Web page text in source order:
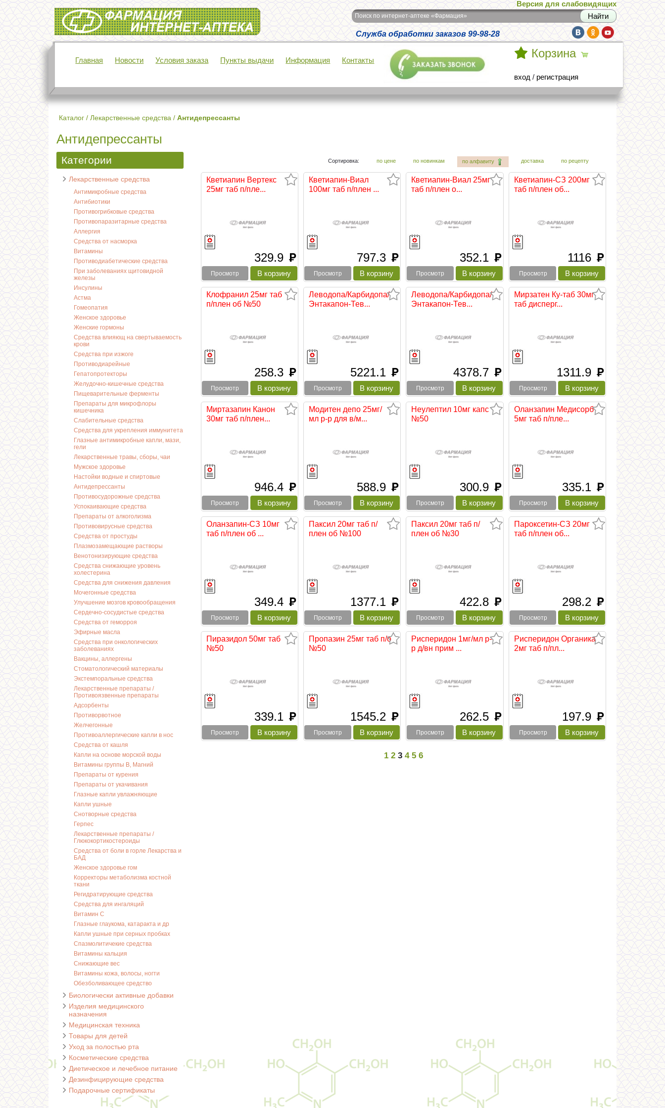
Интернет-аптека Фармация
Версия для слабовидящих
Поиск по интернет-аптеке «Фармация»
Служба обработки заказов 99-98-28
Главная Новости Условия заказа Пункты выдачи Информация Контакты
Корзина
вход / регистрация
Каталог / Лекарственные средства / Антидепрессанты
Антидепрессанты
Категории
Лекарственные средства
Антимикробные средства
Антибиотики
Противогрибковые средства
Противопаразитарные средства
Аллергия
Средства от насморка
Витамины
Противодиабетические средства
При заболеваниях щитовидной
железы
Инсулины
Астма
Гомеопатия
Женское здоровье
Женские гормоны
Средства влияющ на свертываемость
крови
Средства при изжоге
Противодиарейные
Гепатопротекторы
Желудочно-кишечные средства
Пищеварительные ферменты
Препараты для микрофлоры
кишечника
Слабительные средства
Средства для укрепления иммунитета
Глазные антимикробные капли, мази,
гели
Лекарственные травы, сборы, чаи
Мужское здоровье
Настойки водные и спиртовые
Антидепрессанты
Противосудорожные средства
Успокаивающие средства
Препараты от алкоголизма
Противовирусные средства
Средства от простуды
Плазмозамещающие растворы
Венотонизирующие средства
Средства снижающие уровень
холестерина
Средства для снижения давления
Мочегонные средства
Улучшение мозгов кровообращения
Сердечно-сосудистые средства
Средства от геморроя
Эфирные масла
Средства при онкологических
заболеваниях
Вакцины, аллергены
Стоматологический материалы
Экстемпоральные средства
Лекарственные препараты /
Противоязвенные препараты
Адсорбенты
Противорвотное
Желчегонные
Противоаллергические капли в нос
Средства от кашля
Капли на основе морской воды
Витамины группы В, Магний
Препараты от курения
Препараты от укачивания
Глазные капли увлажняющие
Капли ушные
Снотворные средства
Герпес
Лекарственные препараты /
Глюкокортикостероиды
Средства от боли в горле Лекарства и
БАД
Женское здоровье гом
Корректоры метаболизма костной
ткани
Регидратирующие средства
Средства для ингаляций
Витамин С
Глазные глаукома, катаракта и др
Капли ушные при серных пробках
Спазмолитичекие средства
Витамины кальция
Снижающие вес
Витамины кожа, волосы, ногти
Обезболивающее средство
Биологически активные добавки
Изделия медицинского
назначения
Медицинская техника
Товары для детей
Уход за полостью рта
Косметические средства
Диетическое и лечебное питание
Дезинфицирующие средства
Подарочные сертификаты
Сортировка: по цене по новинкам по алфавиту доставка по рецепту
Кветиапин Вертекс
25мг таб п/пле...
329.9 руб
Просмотр
Кветиапин-Виал
100мг таб п/плен ...
797.3 руб
Просмотр
Кветиапин-Виал 25мг
таб п/плен о...
352.1 руб
Просмотр
Кветиапин-СЗ 200мг
таб п/плен об...
1116 руб
Просмотр
Клофранил 25мг таб
п/плен об №50
258.3 руб
Просмотр
Леводопа/Карбидопа/
Энтакапон-Тев...
5221.1 руб
Просмотр
Леводопа/Карбидопа/
Энтакапон-Тев...
4378.7 руб
Просмотр
Мирзатен Ку-таб 30мг
таб дисперг...
1311.9 руб
Просмотр
Миртазапин Канон
30мг таб п/плен...
946.4 руб
Просмотр
Модитен депо 25мг/
мл р-р для в/м...
588.9 руб
Просмотр
Неулептил 10мг капс
№50
300.9 руб
Просмотр
Оланзапин Медисорб
5мг таб п/пле...
335.1 руб
Просмотр
Оланзапин-СЗ 10мг
таб п/плен об ...
349.4 руб
Просмотр
Паксил 20мг таб п/
плен об №100
1377.1 руб
Просмотр
Паксил 20мг таб п/
плен об №30
422.8 руб
Просмотр
Пароксетин-СЗ 20мг
таб п/плен об...
298.2 руб
Просмотр
Пиразидол 50мг таб
№50
339.1 руб
Просмотр
Пропазин 25мг таб п/о
№50
1545.2 руб
Просмотр
Рисперидон 1мг/мл р-
р д/вн прим ...
262.5 руб
Просмотр
Рисперидон Органика
2мг таб п/пл...
197.9 руб
Просмотр
1 2 3 4 5 6